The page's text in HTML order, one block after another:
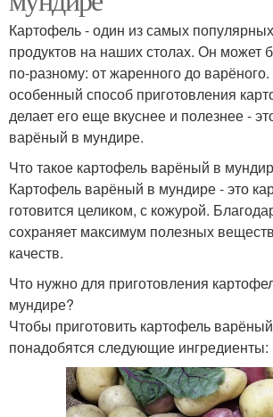
Картофель - один из самых
продуктов на наших столах. Он может
по-разному: от жаренного до
особенный способ приготовления
делает его еще вкуснее и полезнее -
варёный в мундире.
Что такое картофель варёный в
Картофель варёный в мундире - это
готовится целиком, с кожурой.
сохраняет максимум полезных
качеств.
Что нужно для приготовления
мундире?
Чтобы приготовить картофель
понадобятся следующие ингредиенты: